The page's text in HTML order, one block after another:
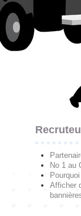
No 1 au
Afficher